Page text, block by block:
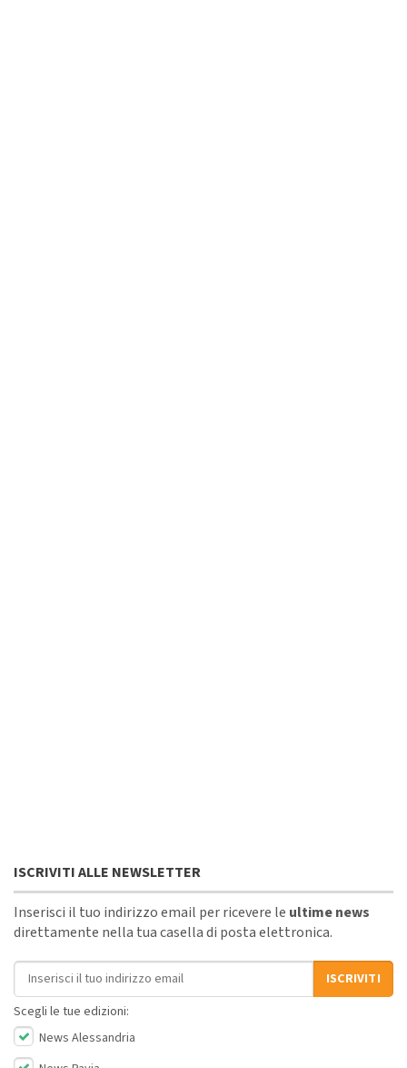
ISCRIVITI ALLE NEWSLETTER
Inserisci il tuo indirizzo email per ricevere le ultime news
direttamente nella tua casella di posta elettronica.
Indirizzo email
ISCRIVITI
Scegli le tue edizioni:
News Alessandria